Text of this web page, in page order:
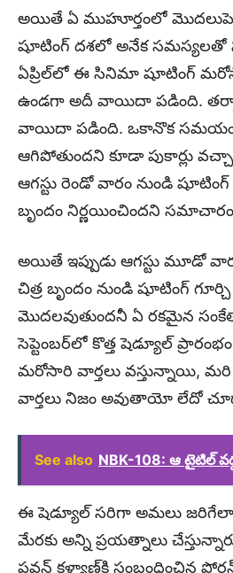
అయితే ఏ ముహూర్తంలో
షూటింగ్ దశలో అనేక
ఏప్రిల్‌లో ఈ సినిమా షూటింగ్‌
ఉండగా అదీ వాయిదా పడింది.
వాయిదా పడింది. ఒకానొక
ఆగిపోతుందని కూడా పుకార్లు
ఆగస్టు రెండో వారం నుండి
బృందం నిర్ణయించిందని సమాచారం
అయితే ఇప్పుడు ఆగస్టు మూడో
చిత్ర బృందం నుండి షూటింగ్
మొదలవుతుందనీ ఏ రకమైన
సెప్టెంబర్‌లో కొత్త షెడ్యూల్
మరోసారి వార్తలు వస్తున్నాయి,
వార్తలు నిజం అవుతాయో లేదో
See also NBK-108: ఆ టైటిల్
ఈ షెడ్యూల్ సరిగా అమలు జరిగేలా
మేరకు అన్ని ప్రయత్నాలు
పవన్‌ కళ్యాణ్‌కి సంబంధించిన